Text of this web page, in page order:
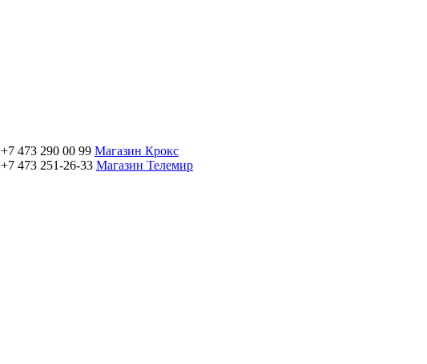
+7 473 290 00 99 Магазин Крокс
+7 473 251-26-33 Магазин Телемир